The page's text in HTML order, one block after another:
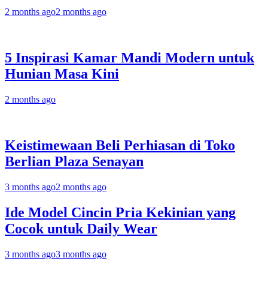
2 months ago2 months ago
5 Inspirasi Kamar Mandi Modern untuk
Hunian Masa Kini
2 months ago
Keistimewaan Beli Perhiasan di Toko
Berlian Plaza Senayan
3 months ago2 months ago
Ide Model Cincin Pria Kekinian yang
Cocok untuk Daily Wear
3 months ago3 months ago